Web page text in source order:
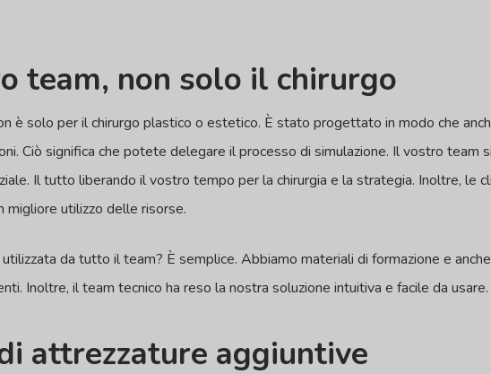
team, non solo il chirurgo
è solo per il chirurgo plastico o estetico. È stato progettato in modo che
Ciò significa che potete delegare il processo di simulazione. Il vostro team
Il tutto liberando il vostro tempo per la chirurgia e la strategia. Inoltre, le
migliore utilizzo delle risorse.
da tutto il team? È semplice. Abbiamo materiali di formazione e
Inoltre, il team tecnico ha reso la nostra soluzione intuitiva e facile da usare.
attrezzature aggiuntive